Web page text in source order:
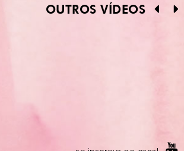
OUTROS VÍDEOS